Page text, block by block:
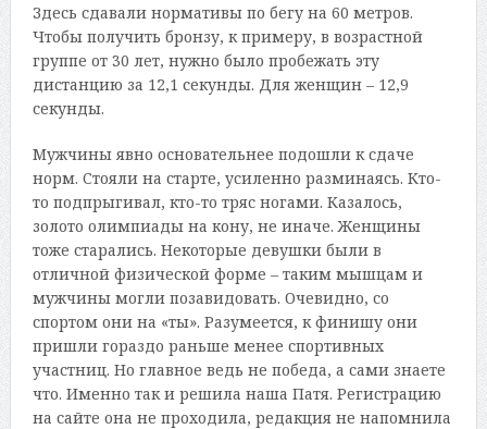
Здесь сдавали нормативы по бегу на 60 метров.
Чтобы получить бронзу, к примеру, в возрастной
группе от 30 лет, нужно было пробежать эту
дистанцию за 12,1 секунды. Для женщин – 12,9
секунды.
Мужчины явно основательнее подошли к сдаче
норм. Стояли на старте, усиленно разминаясь. Кто-
то подпрыгивал, кто-то тряс ногами. Казалось,
золото олимпиады на кону, не иначе. Женщины
тоже старались. Некоторые девушки были в
отличной физической форме – таким мышцам и
мужчины могли позавидовать. Очевидно, со
спортом они на «ты». Разумеется, к финишу они
пришли гораздо раньше менее спортивных
участниц. Но главное ведь не победа, а сами знаете
что. Именно так и решила наша Патя. Регистрацию
на сайте она не проходила, редакция не напомнила